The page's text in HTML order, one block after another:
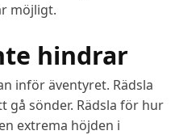
möjligt.
hindrar
inför äventyret. Rädsla
gå sönder. Rädsla för hur
extrema höjden i